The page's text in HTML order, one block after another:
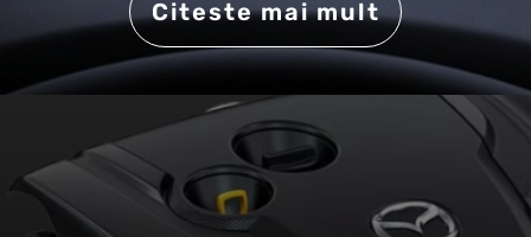
Citeste mai mult